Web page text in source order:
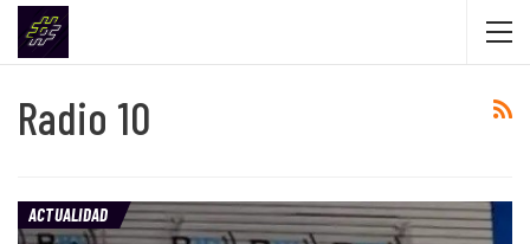
Radio 10
ACTUALIDAD